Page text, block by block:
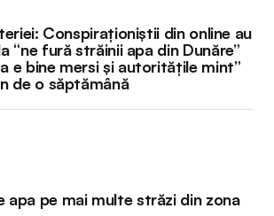
Conspiraționiștii din online au
“ne fură străinii apa din Dunăre”
e bine mersi și autoritățile mint”
de o săptămână
apa pe mai multe străzi din zona